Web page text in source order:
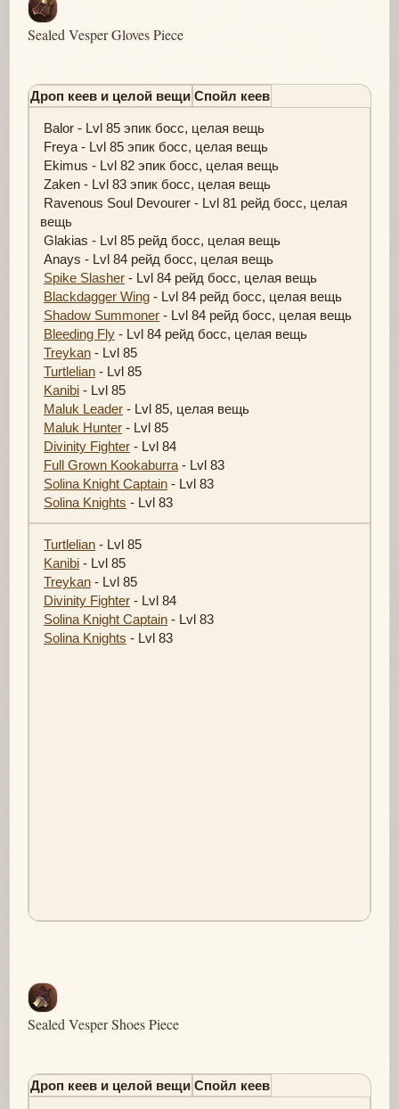
Sealed Vesper Gloves Piece
Дроп кеев и целой вещи Спойл кеев
Balor - Lvl 85 эпик босс, целая вещь
Freya - Lvl 85 эпик босс, целая вещь
Ekimus - Lvl 82 эпик босс, целая вещь
Zaken - Lvl 83 эпик босс, целая вещь
Ravenous Soul Devourer - Lvl 81 рейд босс, целая
вещь
Glakias - Lvl 85 рейд босс, целая вещь
Anays - Lvl 84 рейд босс, целая вещь
Spike Slasher - Lvl 84 рейд босс, целая вещь
Blackdagger Wing - Lvl 84 рейд босс, целая вещь
Shadow Summoner - Lvl 84 рейд босс, целая вещь
Bleeding Fly - Lvl 84 рейд босс, целая вещь
Treykan - Lvl 85
Turtlelian - Lvl 85
Kanibi - Lvl 85
Maluk Leader - Lvl 85, целая вещь
Maluk Hunter - Lvl 85
Divinity Fighter - Lvl 84
Full Grown Kookaburra - Lvl 83
Solina Knight Captain - Lvl 83
Solina Knights - Lvl 83
Turtlelian - Lvl 85
Kanibi - Lvl 85
Treykan - Lvl 85
Divinity Fighter - Lvl 84
Solina Knight Captain - Lvl 83
Solina Knights - Lvl 83
Sealed Vesper Shoes Piece
Дроп кеев и целой вещи Спойл кеев